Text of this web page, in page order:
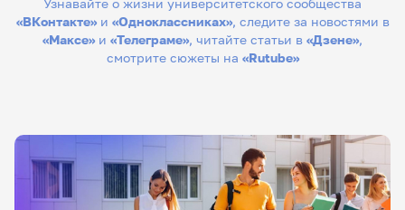
Узнавайте о жизни университетского сообщества
«ВКонтакте»и «Одноклассниках», следите за новостями в
«Максе» и «Телеграме», читайте статьи в «Дзене»,
смотрите сюжеты на «Rutube»